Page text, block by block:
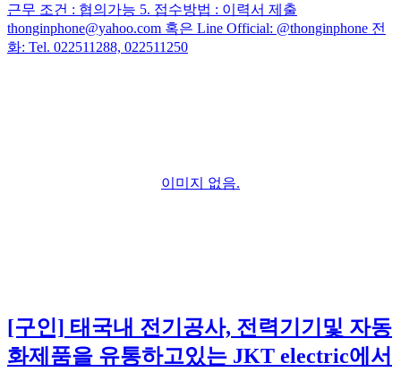
근무 조건 : 협의가능 5. 접수방법 : 이력서 제출
thonginphone@yahoo.com 혹은 Line Official: @thonginphone 전
화: Tel. 022511288, 022511250
이미지 없음.
[구인] 태국내 전기공사, 전력기기및 자동
화제품을 유통하고있는 JKT electric에서